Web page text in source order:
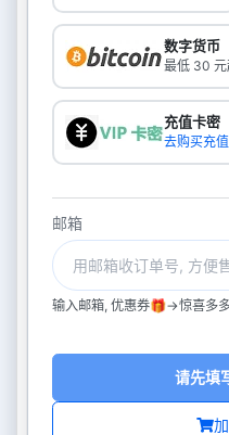
数字货币
最低 30 元
充值卡密
去购买充值
邮箱
输入邮箱, 优惠券🎁->惊喜多
请先填